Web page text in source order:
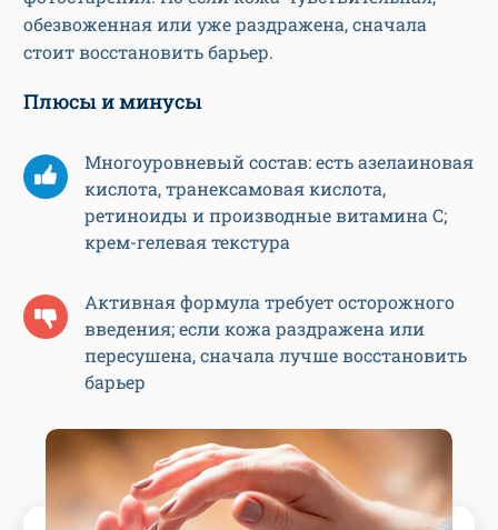
обезвоженная или уже раздражена, сначала
стоит восстановить барьер.
Плюсы и минусы
Многоуровневый состав: есть азелаиновая
кислота, транексамовая кислота,
ретиноиды и производные витамина C;
крем-гелевая текстура
Активная формула требует осторожного
введения; если кожа раздражена или
пересушена, сначала лучше восстановить
барьер